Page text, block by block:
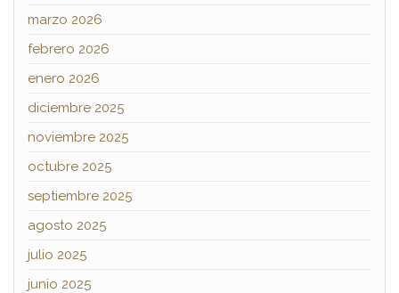
marzo 2026
febrero 2026
enero 2026
diciembre 2025
noviembre 2025
octubre 2025
septiembre 2025
agosto 2025
julio 2025
junio 2025